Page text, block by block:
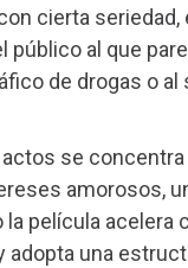
cierta
al que
de drogas o
se
amorosos,
película
una